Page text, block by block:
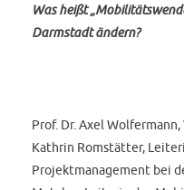
Was heißt
Darmstadt ändern?
Prof. Dr. Axel
Kathrin Romstätter,
Projektmanagement bei